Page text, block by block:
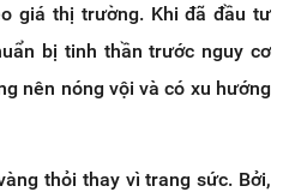
giá thị trường. Khi đã đầu tư
bị tinh thần trước nguy cơ
nên nóng vội và có xu hướng
thỏi thay vì trang sức. Bởi,